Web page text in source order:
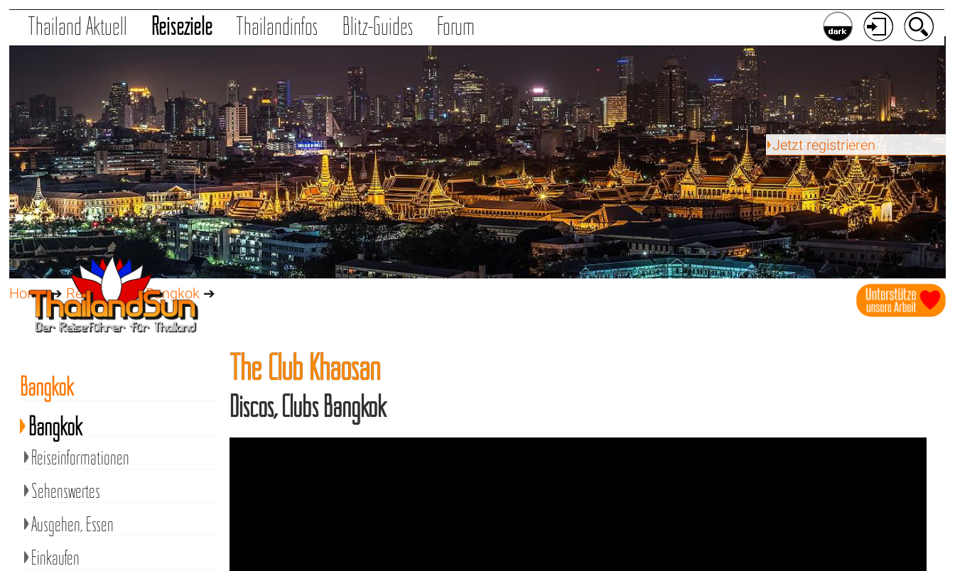
Thailand Aktuell Reiseziele Thailandinfos Blitz-Guides Forum
Jetzt registrieren
Home➔ Reiseziele ➔Bangkok ➔
The Club Khaosan
Discos, Clubs Bangkok
Bangkok
Bangkok
Reiseinformationen
Sehenswertes
Ausgehen, Essen
Einkaufen